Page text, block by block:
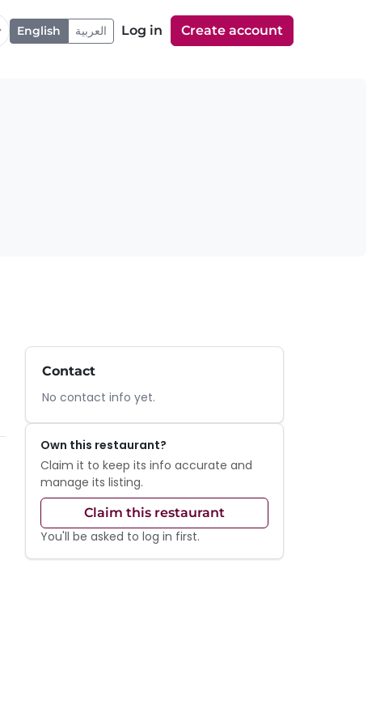
English العربية Log in Create account
Contact
No contact info yet.
Own this restaurant?
Claim it to keep its info accurate and
manage its listing.
Claim this restaurant
You'll be asked to log in first.